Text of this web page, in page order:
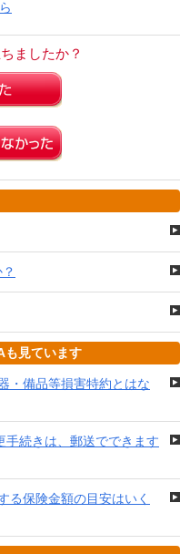
ましたか？
も見ています
・備品等損害特約とはな
手続きは、郵送でできます
る保険金額の目安はいく